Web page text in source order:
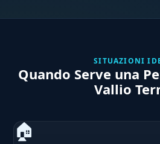
SITUAZIONI
Quando Serve una
Vallio
🏠